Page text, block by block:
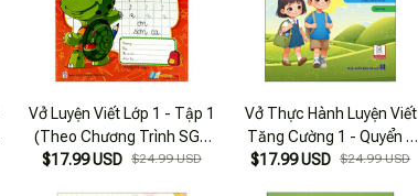
Vở Luyện Viết Lớp 1 - Tập 1
(Theo Chương Trình SGK
Mới Cánh Diều)
$17.99 USD $24.99 USD
Vở Thực Hành Luyện Viết
Tăng Cường 1 - Quyển 2
(Theo Chương Trình SGK
$17.99 USD $24.99 USD